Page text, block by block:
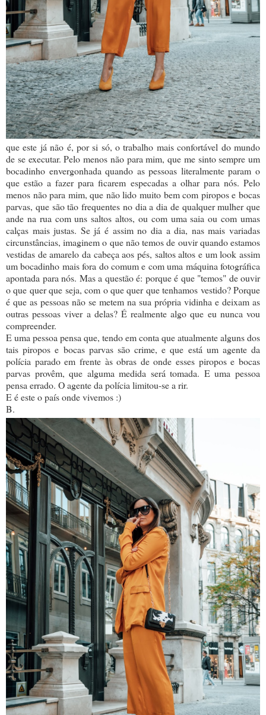
que este já não é, por si só, o trabalho mais confortável do mundo
de se executar. Pelo menos não para mim, que me sinto sempre um
bocadinho envergonhada quando as pessoas literalmente param o
que estão a fazer para ficarem especadas a olhar para nós. Pelo
menos não para mim, que não lido muito bem com piropos e bocas
parvas, que são tão frequentes no dia a dia de qualquer mulher que
ande na rua com uns saltos altos, ou com uma saia ou com umas
calças mais justas. Se já é assim no dia a dia, nas mais variadas
circunstâncias, imaginem o que não temos de ouvir quando estamos
vestidas de amarelo da cabeça aos pés, saltos altos e um look assim
um bocadinho mais fora do comum e com uma máquina fotográfica
apontada para nós. Mas a questão é: porque é que "temos" de ouvir
o que quer que seja, com o que quer que tenhamos vestido? Porque
é que as pessoas não se metem na sua própria vidinha e deixam as
outras pessoas viver a delas? É realmente algo que eu nunca vou
compreender.
E uma pessoa pensa que, tendo em conta que atualmente alguns dos
tais piropos e bocas parvas são crime, e que está um agente da
polícia parado em frente às obras de onde esses piropos e bocas
parvas provêm, que alguma medida será tomada. E uma pessoa
pensa errado. O agente da polícia limitou-se a rir.
E é este o país onde vivemos :)
B.